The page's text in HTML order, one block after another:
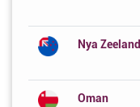
Nya Zeeland
Oman